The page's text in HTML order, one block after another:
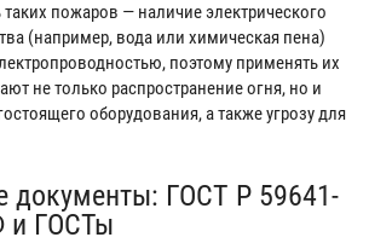
таких пожаров — наличие электрического
(например, вода или химическая пена)
поэтому применять их
не только распространение огня, но и
оборудования, а также угрозу для
документы: ГОСТ Р 59641-
и ГОСТы